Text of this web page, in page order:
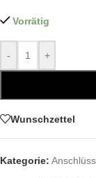
Vorrätig
- +
Wunschzettel
Kategorie: